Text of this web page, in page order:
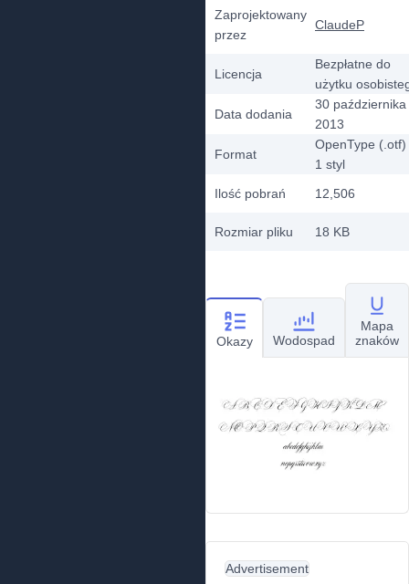
Zaprojektowany
przez
ClaudeP
Licencja
Bezpłatne do
użytku
Data dodania
30 października
2013
Format
OpenType (.otf)
1 styl
Ilość pobrań
12,506
Rozmiar pliku 18 KB
Okazy Wodospad
Mapa
znaków
Advertisement